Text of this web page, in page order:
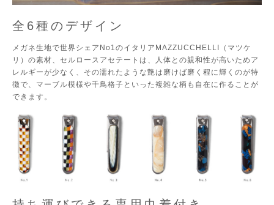
全6種のデザイン
メガネ生地で世界シェアNo1のイタリアMAZZUCCHELLI（マツケ
リ）の素材、セルロースアセテートは、人体との親和性が高いためア
レルギーが少なく、その濡れたような艶は磨けば磨く程に輝くのが特
徴で、マーブル模様や千鳥格子といった複雑な柄も自在に作ることが
できます。